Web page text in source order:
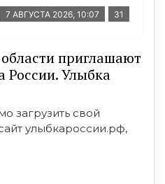
7 АВГУСТА 2026, 10:07 31
приглашают
России. Улыбка
загрузить свой
улыбкароссии.рф,